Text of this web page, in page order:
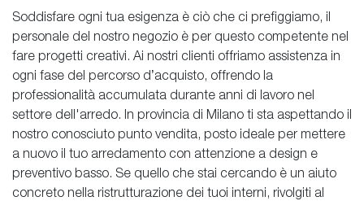
Soddisfare ogni tua esigenza è ciò che ci prefiggiamo, il
personale del nostro negozio è per questo competente nel
fare progetti creativi. Ai nostri clienti offriamo assistenza in
ogni fase del percorso d’acquisto, offrendo la
professionalità accumulata durante anni di lavoro nel
settore dell'arredo. In provincia di Milano ti sta aspettando il
nostro conosciuto punto vendita, posto ideale per mettere
a nuovo il tuo arredamento con attenzione a design e
preventivo basso. Se quello che stai cercando è un aiuto
concreto nella ristrutturazione dei tuoi interni, rivolgiti al